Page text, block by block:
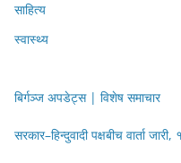
साहित्य
स्वास्थ्य
बिर्गञ्ज अपडेट्स | विशेष समाचार
सरकार–हिन्दुवादी पक्षबीच वार्ता